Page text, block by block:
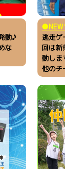
動♪
な
逃走ゲ
回は新
動し
他のチ